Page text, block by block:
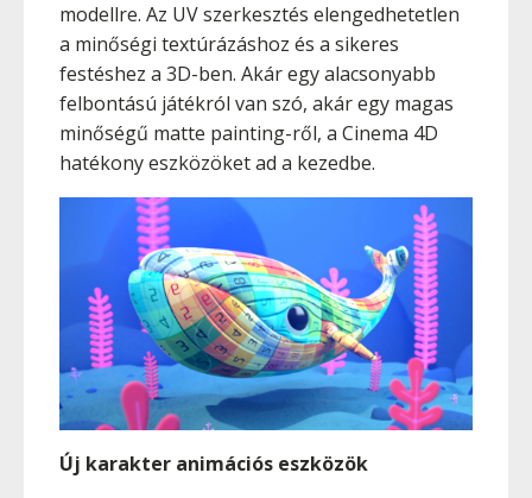
modellre. Az UV szerkesztés elengedhetetlen
a minőségi textúrázáshoz és a sikeres
festéshez a 3D-ben. Akár egy alacsonyabb
felbontású játékról van szó, akár egy magas
minőségű matte painting-ről, a Cinema 4D
hatékony eszközöket ad a kezedbe.
Új karakter animációs eszközök